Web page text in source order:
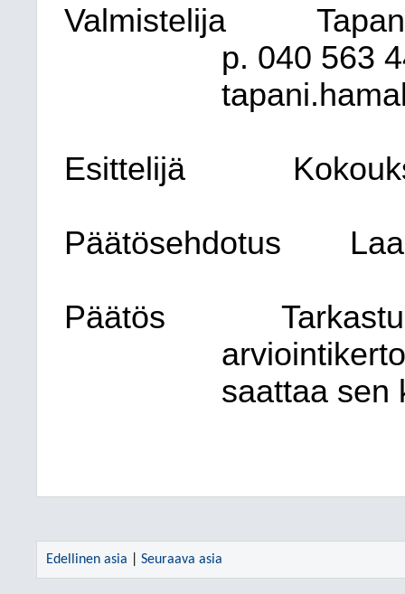
Valmistelija
p. 040 563
Esittelijä
Päätösehdotus
Päätös
saattaa sen
Edellinen asia Seuraava asia